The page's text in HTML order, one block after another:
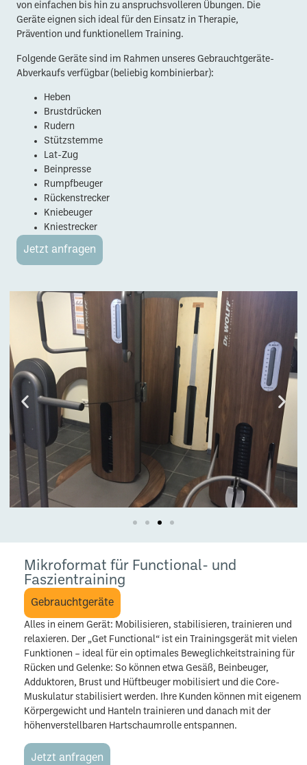
von einfachen bis hin zu anspruchsvolleren Übungen. Die
Geräte eignen sich ideal für den Einsatz in Therapie,
Prävention und funktionellem Training.
Folgende Geräte sind im Rahmen unseres Gebrauchtgeräte-
Abverkaufs verfügbar (beliebig kombinierbar):
Heben
Brustdrücken
Rudern
Stützstemme
Lat-Zug
Beinpresse
Rumpfbeuger
Rückenstrecker
Kniebeuger
Kniestrecker
Jetzt anfragen
Mikroformat für Functional- und
Faszientraining
Gebrauchtgeräte
Alles in einem Gerät: Mobilisieren, stabilisieren, trainieren und
relaxieren. Der „Get Functional“ ist ein Trainingsgerät mit vielen
Funktionen – ideal für ein optimales Beweglichkeitstraining für
Rücken und Gelenke: So können etwa Gesäß, Beinbeuger,
Adduktoren, Brust und Hüftbeuger mobilisiert und die Core-
Muskulatur stabilisiert werden. Ihre Kunden können mit eigenem
Körpergewicht und Hanteln trainieren und danach mit der
höhenverstellbaren Hartschaumrolle entspannen.
Jetzt anfragen